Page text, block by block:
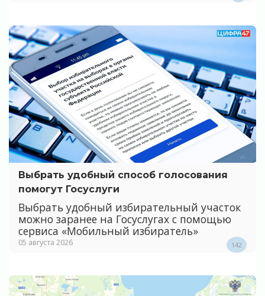
Выбрать удобный способ голосования
помогут Госуслуги
Выбрать удобный избирательный участок
можно заранее на Госуслугах с помощью
сервиса «Мобильный избиратель»
05 августа 2026 142